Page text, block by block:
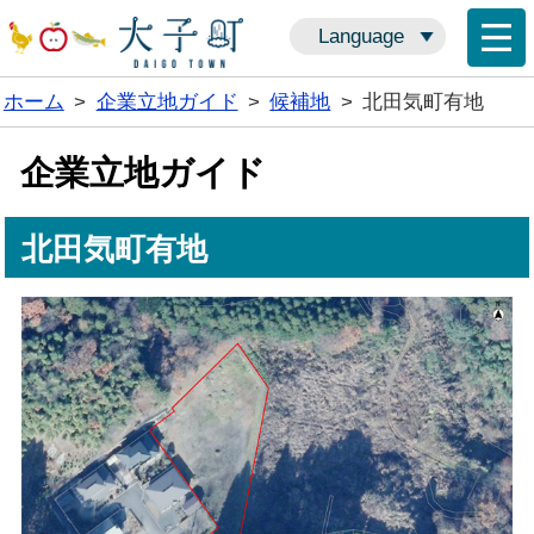
Language
ホーム > 企業立地ガイド > 候補地 > 北田気町有地
企業立地ガイド
北田気町有地